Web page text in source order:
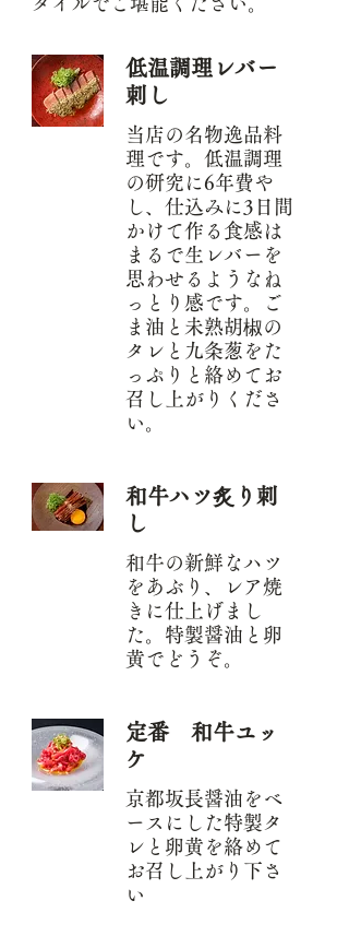
厳正な施設基準審査をクリアして、
肉料理の新しいかたちをご提案して
います​。
低温調理レバー
刺し
当店の名物逸品料
理です。低温調理
の研究に6年費や
し、仕込みに3日間
かけて作る食感は
まるで生レバーを
思わせるようなね
っとり感です。ご
ま油と未熟胡椒の
タレと九条葱をた
っぷりと絡めてお
召し上がりくださ
い。
和牛ハツ炙り刺
し
和牛の新鮮なハツ
をあぶり、レア焼
きに仕上げまし
た。特製醤油と卵
黄でどうぞ。
定番 和牛ユッ
ケ
京都坂長醤油をベ
ースにした特製タ
レと卵黄を絡めて
お召し上がり下さ
い